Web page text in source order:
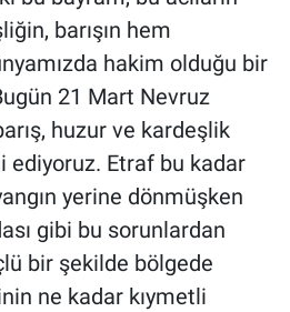
barışın hem
hakim olduğu bir
21 Mart Nevruz
huzur ve kardeşlik
Etraf bu kadar
yerine dönmüşken
gibi bu sorunlardan
bir şekilde bölgede
ne kadar kıymetli